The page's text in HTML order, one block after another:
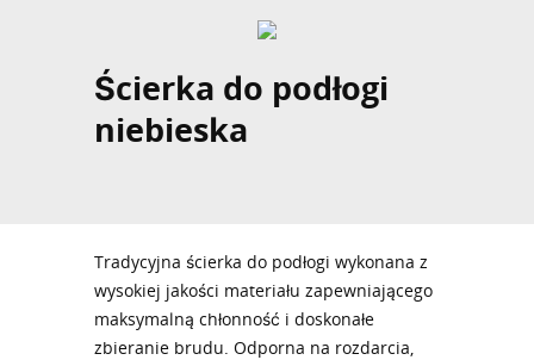
Ścierka do podłogi
niebieska
Tradycyjna ścierka do podłogi wykonana z
wysokiej jakości materiału zapewniającego
maksymalną chłonność i doskonałe
zbieranie brudu. Odporna na rozdarcia,